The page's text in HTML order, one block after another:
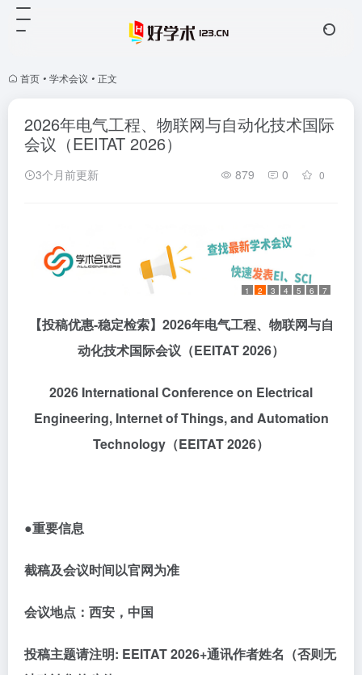
首页 • 学术会议 • 正文
2026年电气工程、物联网与自动化技术国际
会议（EEITAT 2026）
3个月前更新 879 0 0
1 2 3 4 5 6 7
【投稿优惠-稳定检索】2026年电气工程、物联网与自
动化技术国际会议 （EEITAT 2026）
2026 International Conference on Electrical
Engineering, Internet of Things, and Automation
Technology （EEITAT 2026）
●重要信息
截稿及会议时间以官网为准
会议地点：西安，中国
投稿主题请注明: EEITAT 2026+通讯作者姓名（否则无